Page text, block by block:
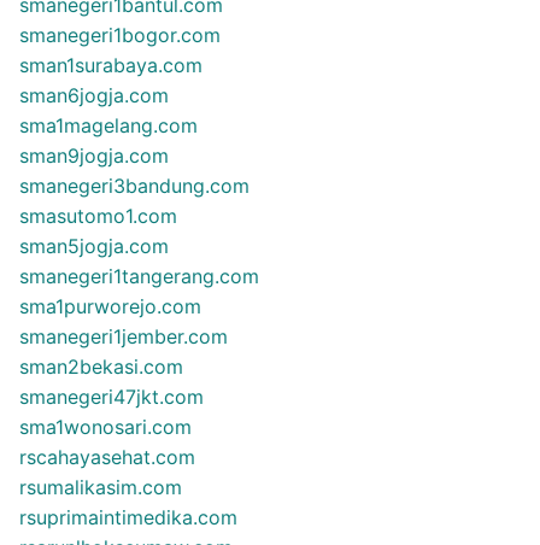
smanegeri1bogor.com
sman1surabaya.com
sman6jogja.com
sma1magelang.com
sman9jogja.com
smanegeri3bandung.com
smasutomo1.com
sman5jogja.com
smanegeri1tangerang.com
sma1purworejo.com
smanegeri1jember.com
sman2bekasi.com
smanegeri47jkt.com
sma1wonosari.com
rscahayasehat.com
rsumalikasim.com
rsuprimaintimedika.com